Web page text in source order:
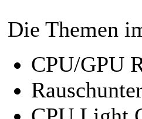
Die Themen
CPU/GPU